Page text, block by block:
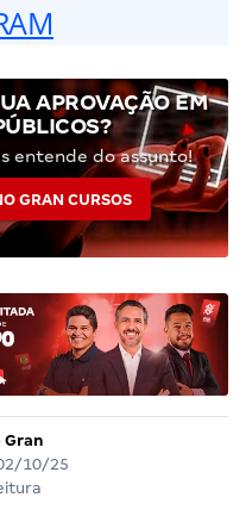
APROVAÇÃO EM
entende do assunto!
GRAN CURSOS
Gran
10/25